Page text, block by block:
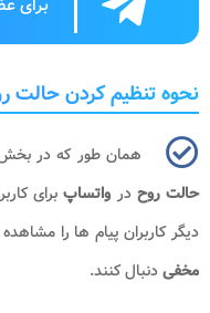
نحوه تنظیم کردن حالت
همان طور که در بخش
حالت روحدر واتساپ برای
دیگر کاربران پیام ها را
مخفیدنبال کنند.